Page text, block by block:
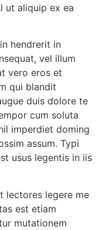
ut aliquip ex ea
hendrerit in
vel illum
vero eros et
qui blandit
duis dolore te
cum soluta
imperdiet doming
assum. Typi
usus legentis in iis
lectores legere me
est etiam
mutationem